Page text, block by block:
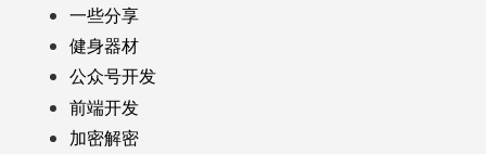
一些分享
健身器材
公众号开发
前端开发
加密解密